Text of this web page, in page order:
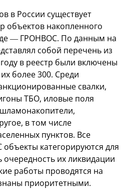
в России существует
объектов накопленного
— ГРОНВОС. По данным на
собой перечень из
в реестр были включены
более 300. Среди
свалки,
ТБО, иловые поля
в том числе
пунктов. Все
категорируются для
их ликвидации
работы проводятся на
приоритетными.